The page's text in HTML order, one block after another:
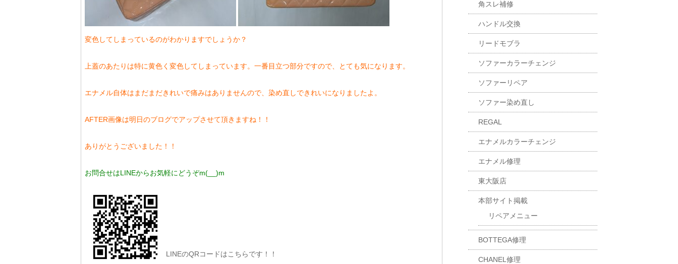
変色してしまっているのがわかりますでしょうか？
上蓋のあたりは特に黄色く変色してしまっています。一番目立つ部分ですので、とても気になります。
エナメル自体はまだまだきれいで痛みはありませんので、染め直しできれいになりましたよ。
AFTER画像は明日のブログでアップさせて頂きますね！！
ありがとうございました！！
お問合せはLINEからお気軽にどうぞm(__)m
LINEのQRコードはこちらです！！
角スレ補修
ハンドル交換
リードモブラ
ソファーカラーチェンジ
ソファーリペア
ソファー染め直し
REGAL
エナメルカラーチェンジ
エナメル修理
東大阪店
本部サイト掲載
リペアメニュー
BOTTEGA修理
CHANEL修理